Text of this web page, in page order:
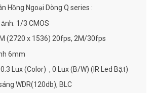
Hồng Ngoại Dòng Q series :
1/3 CMOS
(2720 x 1536) 20fps, 2M/30fps
6mm
Lux (Color) , 0 Lux (B/W) (IR Led Bật)
WDR(120db), BLC